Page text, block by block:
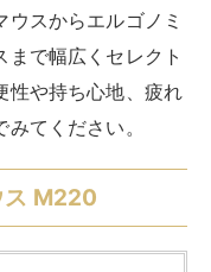
スからエルゴノミ
まで幅広くセレクト
性や持ち心地、疲れ
てください。
ス M220